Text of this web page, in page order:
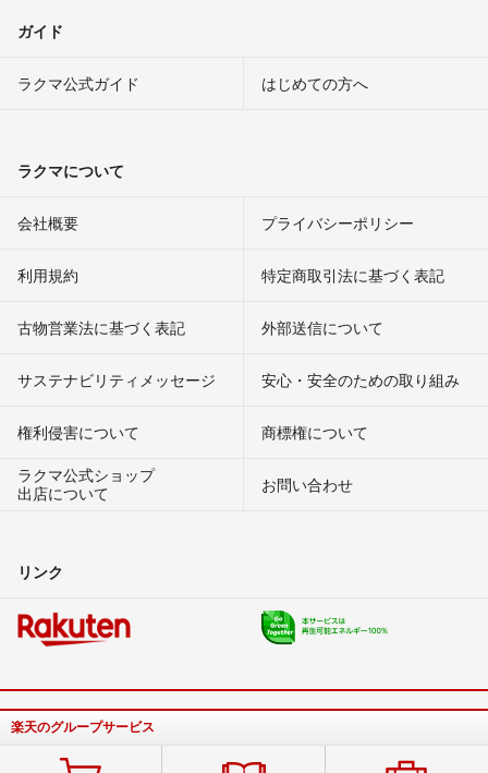
ガイド
ラクマ公式ガイド はじめての方へ
ラクマについて
会社概要 プライバシーポリシー
利用規約 特定商取引法に基づく表記
古物営業法に基づく表記 外部送信について
サステナビリティメッセージ 安心・安全のための取り組み
権利侵害について
商標権について
ラクマ公式ショップ
出店について
お問い合わせ
リンク
楽天のグループサービス